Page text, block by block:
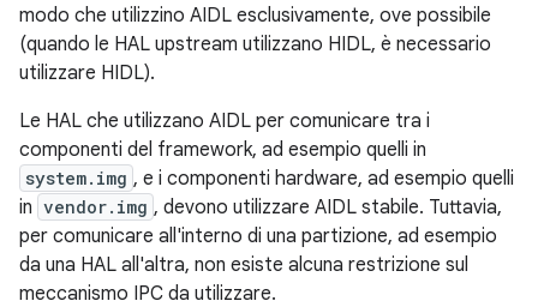
modo che utilizzino AIDL esclusivamente, ove possibile
(quando le HAL upstream utilizzano HIDL, è necessario
utilizzare HIDL).
Le HAL che utilizzano AIDL per comunicare tra i
componenti del framework, ad esempio quelli in
system.img , e i componenti hardware, ad esempio quelli
in vendor.img , devono utilizzare AIDL stabile. Tuttavia,
per comunicare all'interno di una partizione, ad esempio
da una HAL all'altra, non esiste alcuna restrizione sul
meccanismo IPC da utilizzare.